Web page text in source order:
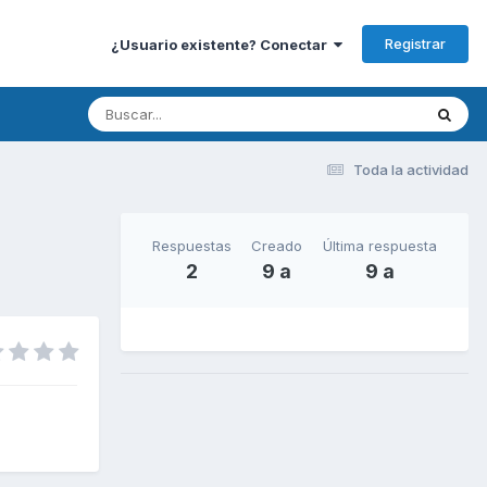
¿Usuario existente? Conectar Registrar
Toda la actividad
Respuestas
2
Creado
9 a
Última respuesta
9 a